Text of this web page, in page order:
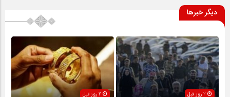
دیگر خبرها
2 روز قبل